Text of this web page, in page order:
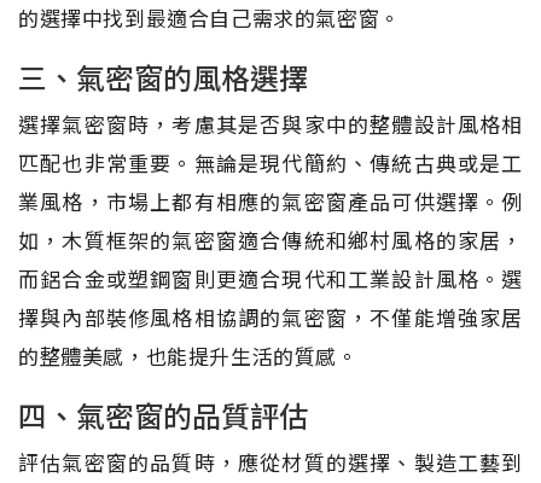
的選擇中找到最適合自己需求的氣密窗。
三、氣密窗的風格選擇
選擇氣密窗時，考慮其是否與家中的整體設計風格相
匹配也非常重要。無論是現代簡約、傳統古典或是工
業風格，市場上都有相應的氣密窗產品可供選擇。例
如，木質框架的氣密窗適合傳統和鄉村風格的家居，
而鋁合金或塑鋼窗則更適合現代和工業設計風格。選
擇與內部裝修風格相協調的氣密窗，不僅能增強家居
的整體美感，也能提升生活的質感。
四、氣密窗的品質評估
評估氣密窗的品質時，應從材質的選擇、製造工藝到